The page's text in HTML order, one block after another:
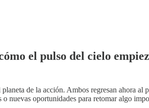
el pulso del cielo
de la acción. Ambos regresan ahora al
nuevas oportunidades para retomar algo